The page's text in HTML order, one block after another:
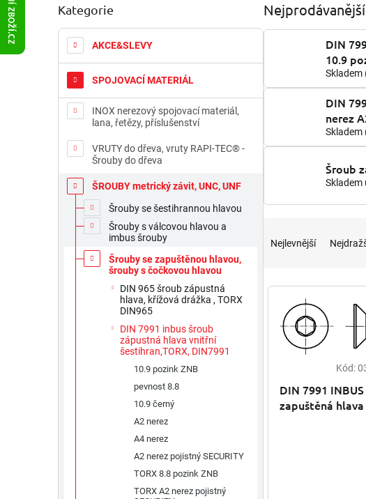
o
s
r
Přeskočit
kategorie
Kategorie
AKCE&SLEVY
SPOJOVACÍ MATERIÁL
INOX nerezový spojovací materiál,
lana, řetězy, příslušenství
VRUTY do dřeva, vruty RAPI-TEC® -
Šrouby do dřeva
ŠROUBY metrický závit, UNC, UNF
Šrouby se šestihrannou hlavou
Šrouby s válcovou hlavou a
imbus šrouby
Šrouby se zapuštěnou hlavou,
šrouby s čočkovou hlavou
DIN 965 šroub zápustná
hlava, křížová drážka , TORX
DIN965
DIN 7991 inbus šroub
zápustná hlava vnitřní
šestihran,TORX, DIN7991
10.9 pozink ZNB
pevnost 8.8
10.9 černý
A2 nerez
A4 nerez
A2 nerez pojistný SECURITY
TORX 8.8 pozink ZNB
TORX A2 nerez pojistný
Nejprodávanější
DIN
10.9
Skladem
DIN
nerez
Skladem
Šroub
Skladem
n
Nejlevnější
V
produktu
je
Kód:
DIN 7991
zapuštěná